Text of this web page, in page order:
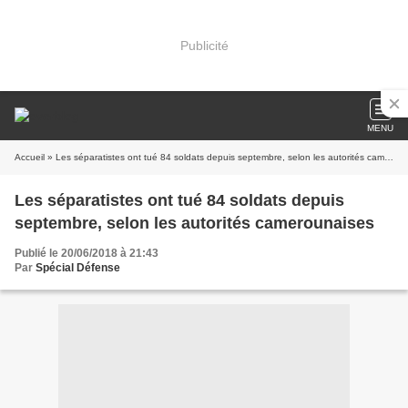
Publicité
MENU
Accueil » Les séparatistes ont tué 84 soldats depuis septembre, selon les autorités camerounaises
Les séparatistes ont tué 84 soldats depuis
septembre, selon les autorités camerounaises
Publié le 20/06/2018 à 21:43
Par Spécial Défense